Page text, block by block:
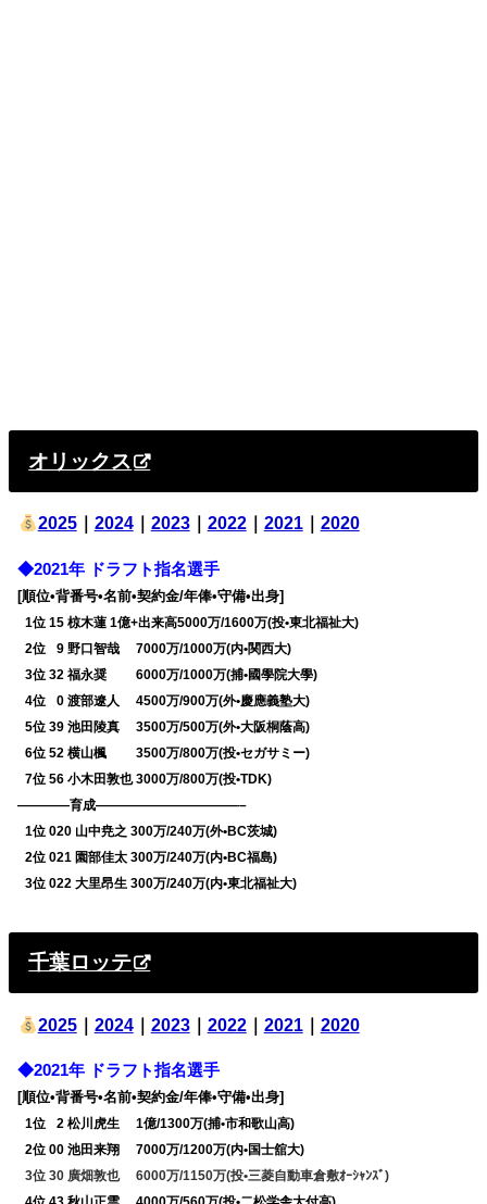
オリックス
2025｜ 2024｜ 2023｜ 2022｜ 2021｜ 2020
◆2021年 ドラフト指名選手
[順位•背番号•名前•契約金/年俸•守備•出身]
01位 15 椋木蓮 1億+出来高5000万/1600万(投•東北福祉大)
02位 09 野口智哉 7000万/1000万(内•関西大)
03位 32 福永奨 6000万/1000万(捕•國學院大學)
04位 00 渡部遼人 4500万/900万(外•慶應義塾大)
05位 39 池田陵真 3500万/500万(外•大阪桐蔭高)
06位 52 横山楓 3500万/800万(投•セガサミー)
07位 56 小木田敦也 3000万/800万(投•TDK)
————育成———————————–
01位 020 山中尭之 300万/240万(外•BC茨城)
02位 021 園部佳太 300万/240万(内•BC福島)
03位 022 大里昂生 300万/240万(内•東北福祉大)
千葉ロッテ
2025｜ 2024｜ 2023｜ 2022｜ 2021｜ 2020
◆2021年 ドラフト指名選手
[順位•背番号•名前•契約金/年俸•守備•出身]
01位 02 松川虎生 1億/1300万(捕•市和歌山高)
02位 00 池田来翔 7000万/1200万(内•国士舘大)
03位 30 廣畑敦也 6000万/1150万(投•三菱自動車倉敷ｵｰｼｬﾝｽﾞ)